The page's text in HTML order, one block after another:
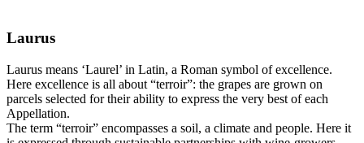
Laurus
Laurus means ‘Laurel’ in Latin, a Roman symbol of excellence.
Here excellence is all about “terroir”: the grapes are grown on
parcels selected for their ability to express the very best of each
Appellation.
The term “terroir” encompasses a soil, a climate and people. Here it